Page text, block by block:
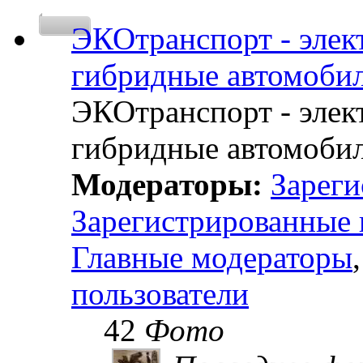
ЭКОтранспорт -
гибридные
ЭКОтранспорт -
гибридные
Модераторы:
Зарегистрированные
Главные модераторы
пользователи
42 Фото